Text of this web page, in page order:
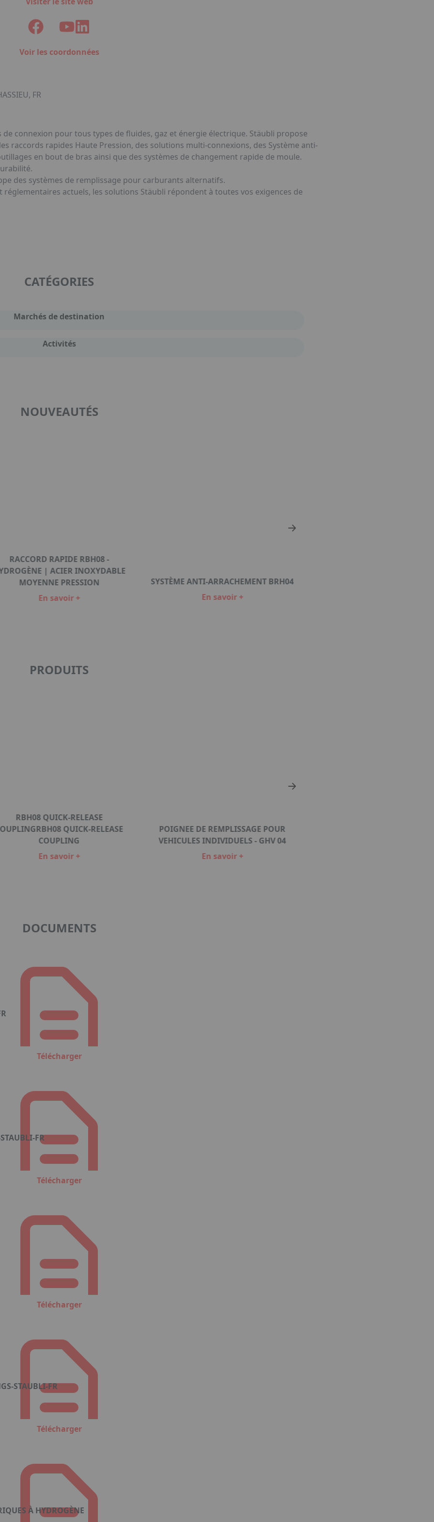
Voir les coordonnées
FR
connexion pour tous types de fluides, gaz et énergie électrique. Stäubli propose
raccords rapides Haute Pression, des solutions multi-connexions, des Système anti-
en bout de bras ainsi que des systèmes de changement rapide de moule.
des systèmes de remplissage pour carburants alternatifs.
actuels, les solutions Stäubli répondent à toutes vos exigences de
CATÉGORIES
Marchés de destination
Activités
NOUVEAUTÉS
RACCORD RAPIDE RBH08 -
| ACIER INOXYDABLE
MOYENNE PRESSION
En savoir +
SYSTÈME ANTI-ARRACHEMENT BRH04
En savoir +
PRODUITS
RBH08 QUICK-RELEASE
QUICK-RELEASE
COUPLING
En savoir +
POIGNEE DE REMPLISSAGE POUR
VEHICULES INDIVIDUELS - GHV 04
En savoir +
DOCUMENTS
Télécharger
FR
Télécharger
Télécharger
STAUBLI-FR
Télécharger
À HYDROGÈNE